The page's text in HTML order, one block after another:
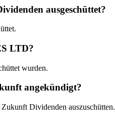
ausgeschüttet?
LTD?
wurden.
angekündigt?
Dividenden auszuschütten.